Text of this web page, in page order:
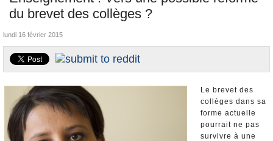
Blog
Elections européennes
du brevet des collèges ?
La France et le Monde
Nominations et Démissions
Elections européennes
Infos insolites
lundi 16 février 2015
Le brevet des
collèges dans sa
forme actuelle
pourrait ne pas
survivre à une